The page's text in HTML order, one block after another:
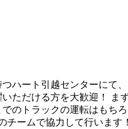
ハート引越センターにて
ただける方を大歓迎！
のトラックの運転はもち
ームで協力して行いま